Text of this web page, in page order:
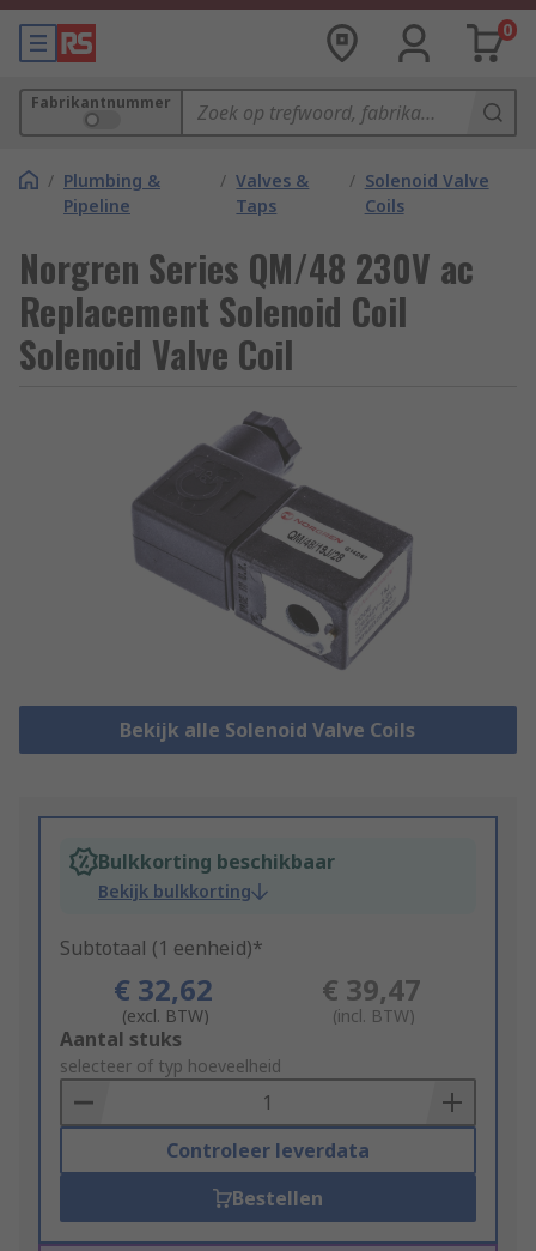
0
Fabrikantnummer
/ Plumbing &
Pipeline
/ Valves &
Taps
/ Solenoid Valve
Coils
Norgren Series QM/48 230V ac
Replacement Solenoid Coil
Solenoid Valve Coil
Bekijk alle Solenoid Valve Coils
Bulkkorting beschikbaar
Bekijk bulkkorting
Subtotaal (1 eenheid)*
€ 32,62
(excl. BTW)
€ 39,47
(incl. BTW)
Add
to
Basket
Aantal stuks
selecteer of typ hoeveelheid
Controleer leverdata
Bestellen